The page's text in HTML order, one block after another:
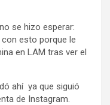
se hizo esperar:
con esto porque le
en LAM tras ver el
ahí ya que siguió
de Instagram.